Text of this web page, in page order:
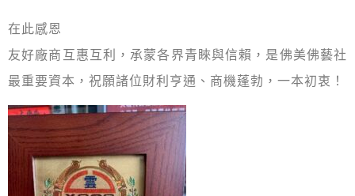
在此感恩
友好廠商互惠互利，承蒙各界青睞與信賴，是佛美佛藝社
最重要資本，祝願諸位財利亨通、商機蓬勃，一本初衷！